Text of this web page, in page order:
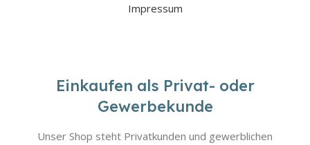
Impressum
Einkaufen als Privat- oder
Gewerbekunde
Unser Shop steht Privatkunden und gewerblichen